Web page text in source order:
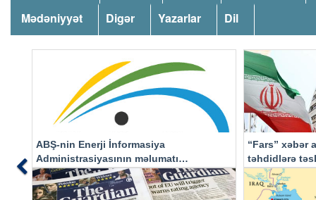
Mədəniyyət
Digər Yazarlar Dil
ABŞ-nin Enerji İnformasiya
Administrasiyasının məlumatı
əsasında…
“Fars” xəbər
təhdidlərə
Previous